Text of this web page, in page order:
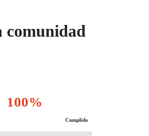
comunidad
100%
Cumplido